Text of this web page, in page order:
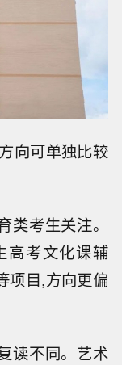
向可单独比较
考生关注。
高考文化课辅
项目,方向更偏
读不同。艺术